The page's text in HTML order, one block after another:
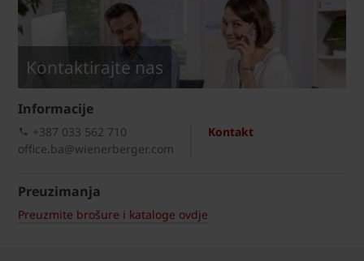
Kontaktirajte nas
Informacije
Kontakt
+387 033 562 710
office.ba@wienerberger.com
Preuzimanja
Preuzmite brošure i kataloge ovdje